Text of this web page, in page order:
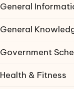
General
General
Government
Health & Fitness